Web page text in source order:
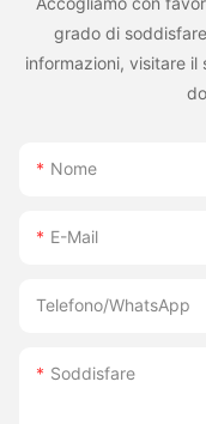
grado di
informazioni, visitare
Nome
E-Mail
Telefono/WhatsApp
Soddisfare